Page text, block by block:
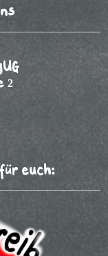
2
euch: